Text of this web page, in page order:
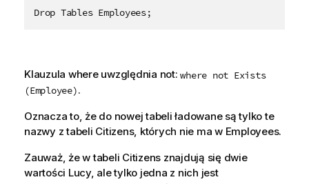
Drop Tables Employees;
Klauzula whereuwzględnia not:where not Exists
(Employee).
Oznacza to, że do nowej tabeli ładowane są tylko te
nazwy z tabeli Citizens, których nie ma w Employees.
Zauważ, że w tabeli Citizens znajdują się dwie
wartości Lucy, ale tylko jedna z nich jest